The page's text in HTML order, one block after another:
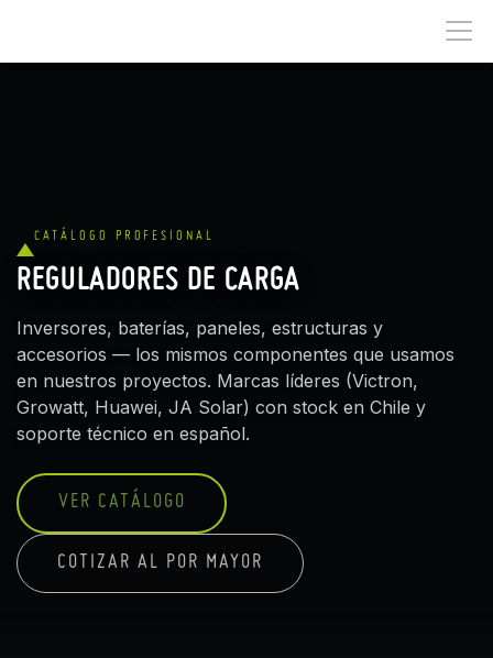
CATÁLOGO PROFESIONAL
REGULADORES DE CARGA
Inversores, baterías, paneles, estructuras y
accesorios — los mismos componentes que usamos
en nuestros proyectos. Marcas líderes (Victron,
Growatt, Huawei, JA Solar) con stock en Chile y
soporte técnico en español.
VER CATÁLOGO
COTIZAR AL POR MAYOR